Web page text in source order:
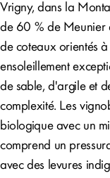
Vrigny, dans la
de 60 % de Meunier
de coteaux orientés
ensoleillement
de sable, d'argile et
complexité. Les
biologique avec un
comprend un
avec des levures